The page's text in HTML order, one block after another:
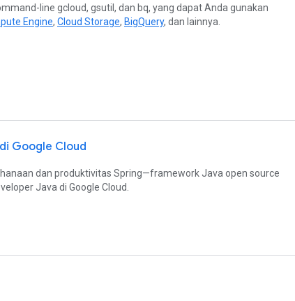
line gcloud, gsutil, dan bq, yang dapat Anda gunakan
Engine, Cloud Storage, BigQuery, dan lainnya.
Google Cloud
dan produktivitas Spring—framework Java open source
Java di Google Cloud.